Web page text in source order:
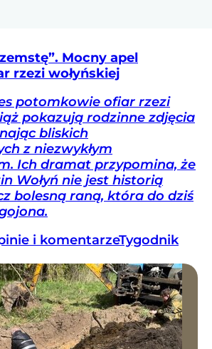
Mocny apel
rzezi wołyńskiej
potomkowie ofiar rzezi
pokazują rodzinne zdjęcia
bliskich
z niezwykłym
Ich dramat przypomina, że
Wołyń nie jest historią
bolesną raną, która do dziś
i komentarzeTygodnik